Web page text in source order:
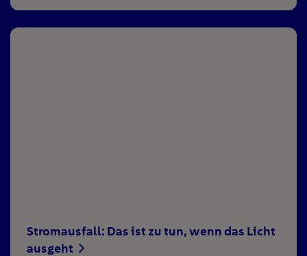
Stromausfall: Das ist zu tun, wenn das Licht
ausgeht